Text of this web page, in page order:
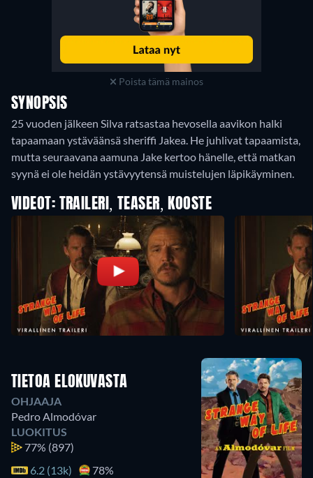
Poista tämä mainos
SYNOPSIS
25 vuoden jälkeen Silva ratsastaa hevosella aavikon halki
tapaamaan ystäväänsä sheriffi Jakea. He juhlivat tapaamista,
mutta seuraavana aamuna Jake kertoo hänelle, että matkan
syynä ei ole heidän ystävyytensä muistelujen läpikäyminen.
VIDEOT: TRAILERI, TEASER, KOOSTE
TIETOA ELOKUVASTA
OHJAAJA
Pedro Almodóvar
LUOKITUS
77% (897)
6.2 (13k)
78%